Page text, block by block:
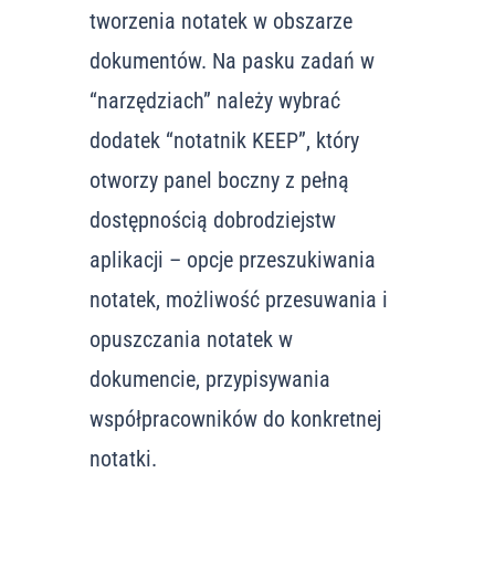
tworzenia notatek w obszarze
dokumentów. Na pasku zadań w
“narzędziach” należy wybrać
dodatek “notatnik KEEP”, który
otworzy panel boczny z pełną
dostępnością dobrodziejstw
aplikacji – opcje przeszukiwania
notatek, możliwość przesuwania i
opuszczania notatek w
dokumencie, przypisywania
współpracowników do konkretnej
notatki.